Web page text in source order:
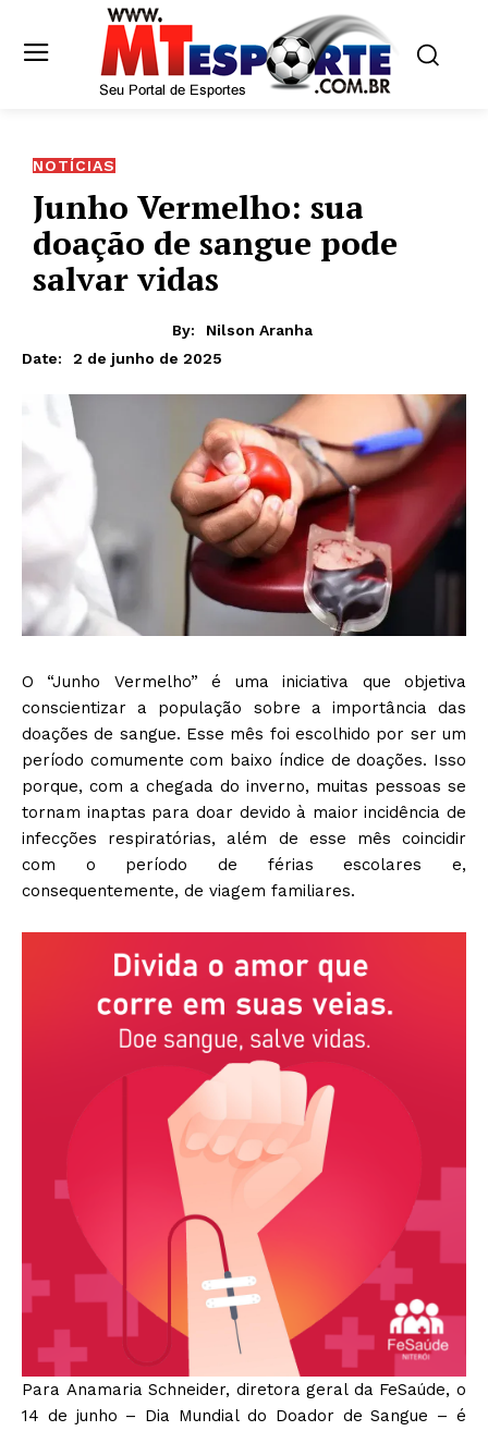
NOTÍCIAS
Junho Vermelho: sua
doação de sangue pode
salvar vidas
By:
Nilson Aranha
Date:
2 de junho de 2025
O “Junho Vermelho” é uma iniciativa que objetiva
conscientizar a população sobre a importância das
doações de sangue. Esse mês foi escolhido por ser um
período comumente com baixo índice de doações. Isso
porque, com a chegada do inverno, muitas pessoas se
tornam inaptas para doar devido à maior incidência de
infecções respiratórias, além de esse mês coincidir
com o período de férias escolares e,
consequentemente, de viagem familiares.
Para Anamaria Schneider, diretora geral da FeSaúde, o
14 de junho – Dia Mundial do Doador de Sangue – é